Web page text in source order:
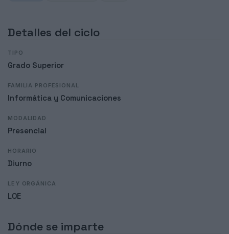
Detalles del ciclo
TIPO
Grado Superior
FAMILIA PROFESIONAL
Informática y Comunicaciones
MODALIDAD
Presencial
HORARIO
Diurno
LEY ORGÁNICA
LOE
Dónde se imparte